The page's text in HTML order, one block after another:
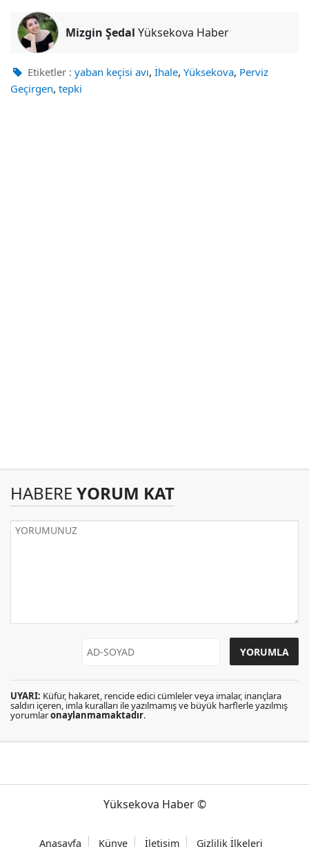
Mizgin Şedal Yüksekova Haber
Etiketler : yaban keçisi avı, İhale, Yüksekova, Perviz
Geçirgen, tepki
HABERE YORUM KAT
UYARI: Küfür, hakaret, rencide edici cümleler veya imalar, inançlara
saldırı içeren, imla kuralları ile yazılmamış ve büyük harflerle yazılmış
yorumlaronaylanmamaktadır.
Yüksekova Haber ©
Anasayfa Künye İletişim Gizlilik İlkeleri